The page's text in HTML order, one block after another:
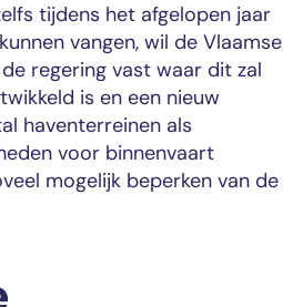
tijdens het afgelopen jaar
vangen, wil de Vlaamse
regering vast waar dit zal
is en een nieuw
haventerreinen als
voor binnenvaart
mogelijk beperken van de